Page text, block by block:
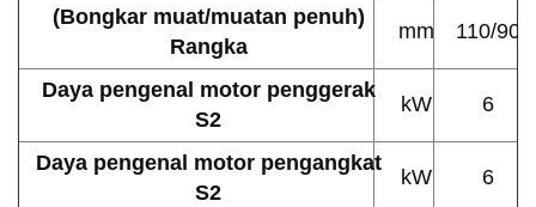
(Bongkar muat/muatan penuh)
Rangka
mm 110/90
Daya pengenal motor penggerak
S2
kW 6
Daya pengenal motor pengangkat
S2
kW 6